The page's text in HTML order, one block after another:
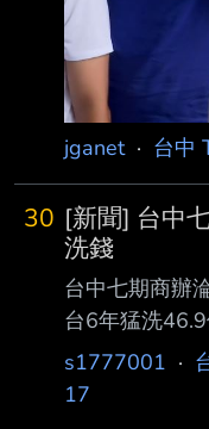
癌油風波持續
地方政府將召
過，名嘴溫朗
訊、對衛福部
線》主
jganet· 台中
30 [新聞] 台中
洗錢
台中七期商辦
台6年猛洗
記者曾健祐／
賭博、洗錢集
s1777001 ·
17